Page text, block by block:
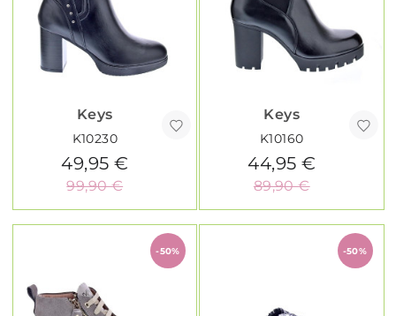
Keys
K10230
49,95 €
99,90 €
Keys
K10160
44,95 €
89,90 €
-50% -50%